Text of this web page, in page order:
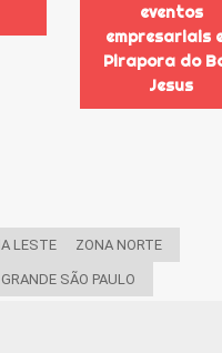
eventos
empresariais
Pirapora do
Jesus
LESTE ZONA NORTE
GRANDE SÃO PAULO